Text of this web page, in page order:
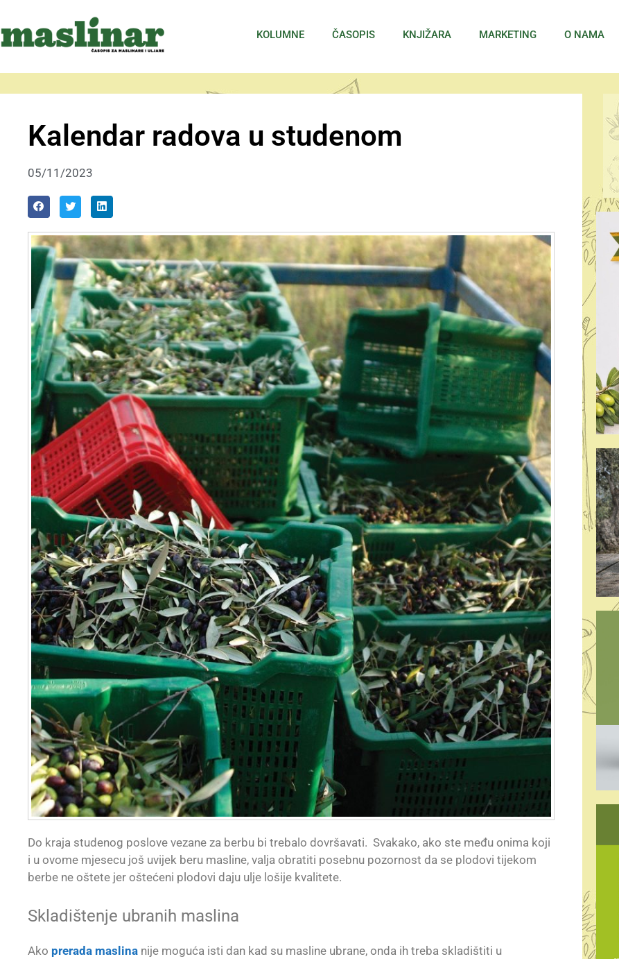
KOLUMNE ČASOPIS KNJIŽARA MARKETING O NAMA
Kalendar radova u studenom
05/11/2023
Do kraja studenog poslove vezane za berbu bi trebalo dovršavati. Svakako, ako ste među onima koji
i u ovome mjesecu još uvijek beru masline, valja obratiti posebnu pozornost da se plodovi tijekom
berbe ne oštete jer oštećeni plodovi daju ulje lošije kvalitete.
Skladištenje ubranih maslina
Ako prerada maslina nije moguća isti dan kad su masline ubrane, onda ih treba skladištiti u